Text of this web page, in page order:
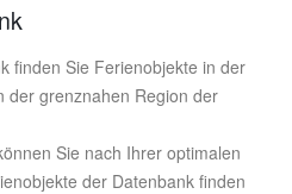
finden Sie Ferienobjekte in der
der grenznahen Region der
Sie nach Ihrer optimalen
der Datenbank finden